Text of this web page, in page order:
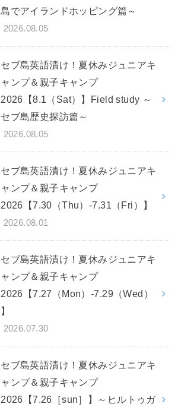
島でアイランドホッピング篇～
2026.08.05
セブ島英語漬け！夏休みジュニアキ
ャンプ＆親子キャンプ
2026【8.1（Sat）】Field study ～
セブ島歴史探訪篇～
2026.08.05
セブ島英語漬け！夏休みジュニアキ
ャンプ＆親子キャンプ
2026【7.30（Thu）-7.31（Fri）】
2026.08.01
セブ島英語漬け！夏休みジュニアキ
ャンプ＆親子キャンプ
2026【7.27（Mon）-7.29（Wed）
】
2026.07.30
セブ島英語漬け！夏休みジュニアキ
ャンプ＆親子キャンプ
2026【7.26［sun］】～ヒルトゥガ